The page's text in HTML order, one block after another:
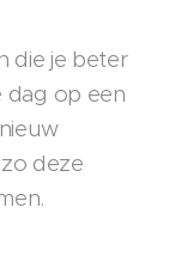
die je beter
dag op een
deze